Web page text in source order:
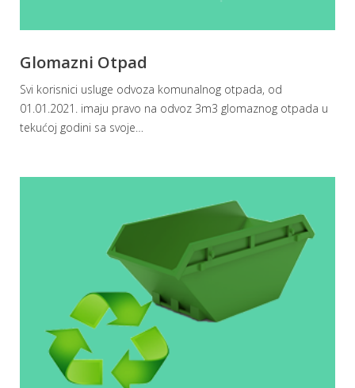
Glomazni Otpad
Svi korisnici usluge odvoza komunalnog otpada, od
01.01.2021. imaju pravo na odvoz 3m3 glomaznog otpada u
tekućoj godini sa svoje…